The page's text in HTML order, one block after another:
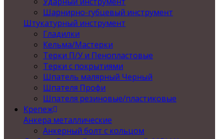
Шарнирно-губцевый инструмент
Штукатурный инструмент
Гладилки
Кельма/Мастерки
Терки П/У и Пенопластовые
Терки с покрытиями
Шпатель малярный Черный
Шпателя Профи
Шпателя резиновые/пластиковые
Крепеж
Анкера металлические
Анкерный болт с кольцом